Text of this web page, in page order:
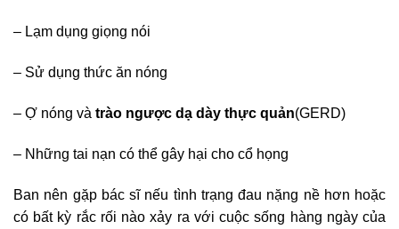
– Lạm dụng giọng nói
– Sử dụng thức ăn nóng
– Ợ nóng và trào ngược dạ dày thực quản(GERD)
– Những tai nạn có thể gây hại cho cổ họng
Ban nên gặp bác sĩ nếu tình trạng đau nặng nề hơn hoặc
có bất kỳ rắc rối nào xảy ra với cuộc sống hàng ngày của